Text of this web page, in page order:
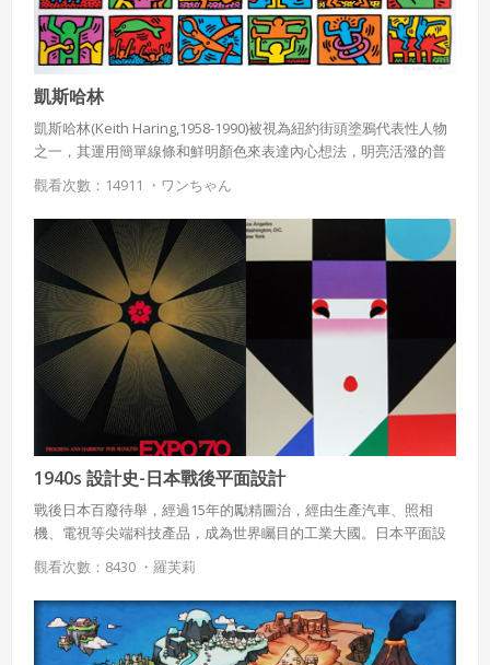
凱斯哈林
凱斯哈林(Keith Haring,1958-1990)被視為紐約街頭塗鴉代表性人物
之一，其運用簡單線條和鮮明顏色來表達內心想法，明亮活潑的普
普作品風格獨樹一格，具有高度辨識性，至今仍廣為人知。凱斯哈
林透過創作傳遞對世界的關懷、兒童福利的重視以及對喚起人們對
社會議題的關心。凱斯哈林畢生創作量驚人，特別在1980年代哈林
走入紐約地鐵，尋找廣告海報刊登板，並以白色粉筆勾勒簡單的粗
線條圖案，其產量一天最高可創作40件作品。
觀看次數：14911 ・ ワンちゃん
1940s 設計史-日本戰後平面設計
戰後日本百廢待舉，經過15年的勵精圖治，經由生產汽車、照相
機、電視等尖端科技產品，成為世界矚目的工業大國。日本平面設
計發展史的開始應從第二次世界大戰之後，設計師開始仿效美國，
成立設計公司，強化兼具功能及理性的設計風格。
觀看次數：8430 ・ 羅芙莉